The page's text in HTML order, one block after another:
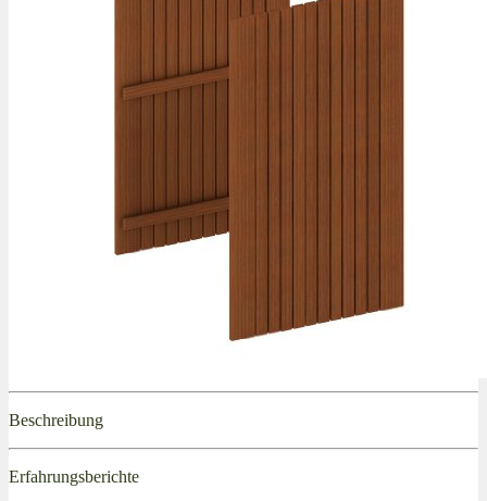
Beschreibung
Erfahrungsberichte